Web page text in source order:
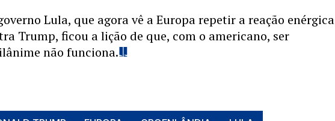
Lula, que agora vê a Europa repetir a reação enérgica
Trump, ficou a lição de que, com o americano, ser
não funciona.